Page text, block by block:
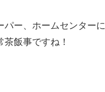
ー、ホームセンターに
飯事ですね！